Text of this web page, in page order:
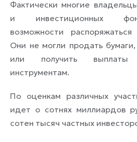
Фактически многие
и инвестиционных
возможности
Они не могли продать
или получить
инструментам.
По оценкам различных
идет о сотнях миллиардов
сотен тысяч частных